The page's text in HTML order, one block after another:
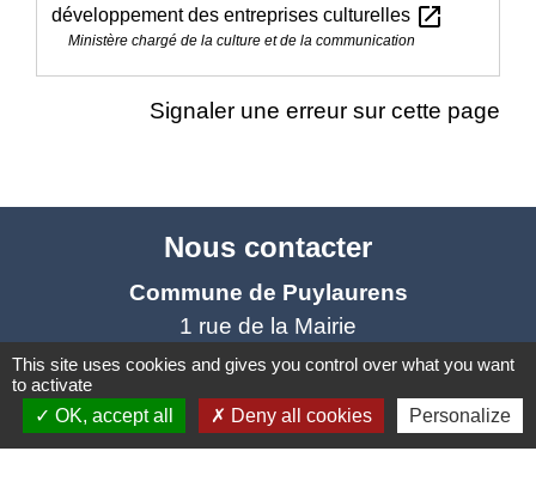
développement des entreprises culturelles open_in_new
Ministère chargé de la culture et de la communication
Signaler une erreur sur cette page
Nous contacter
Commune de Puylaurens
1 rue de la Mairie
81700 Puylaurens - FRANCE
+33 5 63 75 00 18
Contact par formulaire
This site uses cookies and gives you control over what you want
to activate
OK, accept all
Deny all cookies Personalize